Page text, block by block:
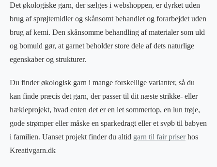
Det økologiske garn, der sælges i webshoppen, er dyrket uden
brug af sprøjtemidler og skånsomt behandlet og forarbejdet uden
brug af kemi. Den skånsomme behandling af materialer som uld
og bomuld gør, at garnet beholder store dele af dets naturlige
egenskaber og strukturer.
Du finder økologisk garn i mange forskellige varianter, så du
kan finde præcis det garn, der passer til dit næste strikke- eller
hækleprojekt, hvad enten det er en let sommertop, en lun trøje,
gode strømper eller måske en sparkedragt eller et svøb til babyen
i familien. Uanset projekt finder du altid garn til fair priserhos
Kreativgarn.dk